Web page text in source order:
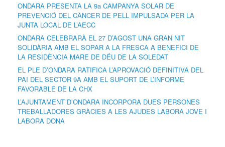
ONDARA PRESENTA LA 9a CAMPANYA SOLAR DE
PREVENCIÓ DEL CÀNCER DE PELL IMPULSADA PER LA
JUNTA LOCAL DE L’AECC
ONDARA CELEBRARÀ EL 27 D’AGOST UNA GRAN NIT
SOLIDÀRIA AMB EL SOPAR A LA FRESCA A BENEFICI DE
LA RESIDÈNCIA MARE DE DÉU DE LA SOLEDAT
EL PLE D’ONDARA RATIFICA L’APROVACIÓ DEFINITIVA DEL
PAI DEL SECTOR 9A AMB EL SUPORT DE L’INFORME
FAVORABLE DE LA CHX
L’AJUNTAMENT D’ONDARA INCORPORA DUES PERSONES
TREBALLADORES GRÀCIES A LES AJUDES LABORA JOVE I
LABORA DONA